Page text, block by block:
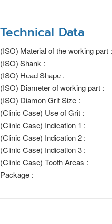
Technical Data
(ISO) Material of the working part :
(ISO) Shank :
(ISO) Head Shape :
(ISO) Diameter of working part :
(ISO) Diamon Grit Size :
(Clinic Case) Use of Grit :
(Clinic Case) Indication 1 :
(Clinic Case) Indication 2 :
(Clinic Case) Indication 3 :
(Clinic Case) Tooth Areas :
Package :